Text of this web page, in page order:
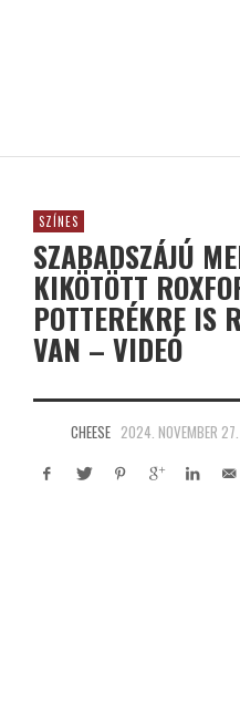
SZÍNES
SZABADSZÁJÚ
KIKÖTÖTT
POTTERÉKRE IS
VAN – VIDEÓ
CHEESE 2024. NOVEMBER